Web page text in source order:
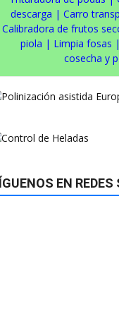
descarga | Carro
Calibradora de frutos
piola | Limpia fosas |
cosecha y
EN REDES